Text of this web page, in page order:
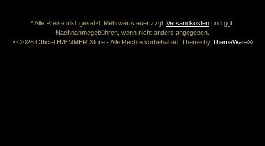
* Alle Preise inkl. gesetzl. Mehrwertsteuer zzgl. Versandkosten und ggf.
Nachnahmegebühren, wenn nicht anders angegeben.
© 2026 Official HÆMMER Store - Alle Rechte vorbehalten. Theme by ThemeWare®